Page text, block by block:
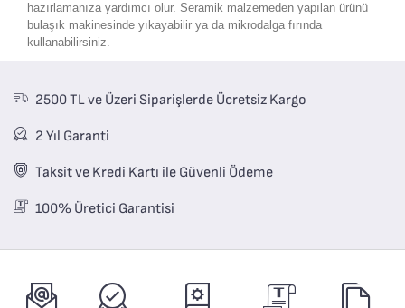
hazırlamanıza yardımcı olur. Seramik malzemeden yapılan ürünü
bulaşık makinesinde yıkayabilir ya da mikrodalga fırında
kullanabilirsiniz.
2500 TL ve Üzeri Siparişlerde Ücretsiz Kargo
2 Yıl Garanti
Taksit ve Kredi Kartı ile Güvenli Ödeme
100% Üretici Garantisi